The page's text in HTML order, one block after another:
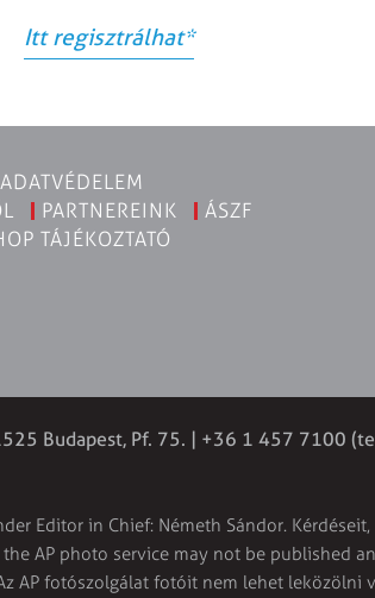
Itt regisztrálhat*
ADATVÉDELEM
PARTNEREINK
ÁSZF
TÁJÉKOZTATÓ
Budapest, Pf. 75. | +36 1 457 7100
Editor in Chief: Németh Sándor.
the AP photo service may not be published
AP fotószolgálat fotóit nem lehet leközölni